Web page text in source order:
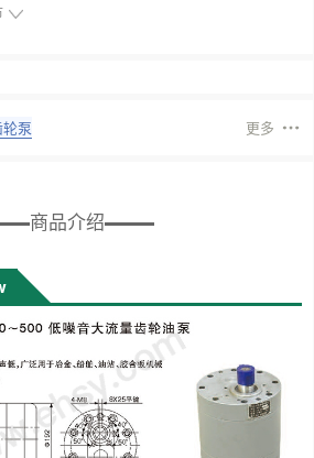
泵 更多
商品介绍